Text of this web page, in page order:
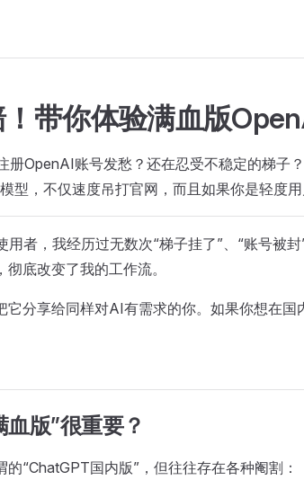
带你体验满血版
册OpenAI账号发愁？还在忍受不稳定的梯子
型，不仅速度吊打官网，而且如果你是轻度用
用者，我经历过无数次“梯子挂了”、“账号被
彻底改变了我的工作流。
它分享给同样对AI有需求的你。如果你想在国
血版”很重要？
的“ChatGPT国内版”，但往往存在各种阉割：